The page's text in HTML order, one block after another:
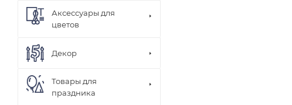
Аксессуары для
цветов
Декор
Товары для
праздника